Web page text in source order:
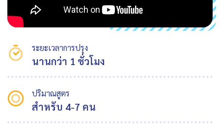
ระยะเวลาการปรุง
นานกว่า 1 ชั่วโมง
ปริมาณสูตร
สำหรับ 4-7 คน